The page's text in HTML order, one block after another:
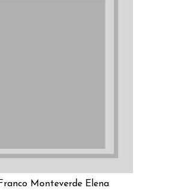
Franco Monteverde Elena